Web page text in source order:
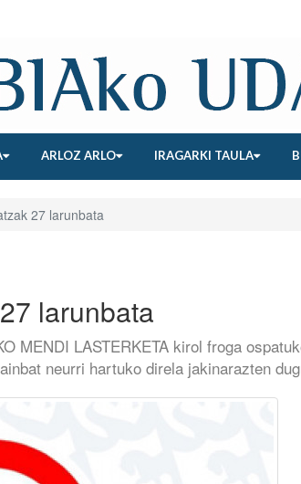
ARLOZ ARLO IRAGARKI TAULA
27 larunbata
larunbata
MENDI LASTERKETA kirol froga
neurri hartuko direla jakinarazten